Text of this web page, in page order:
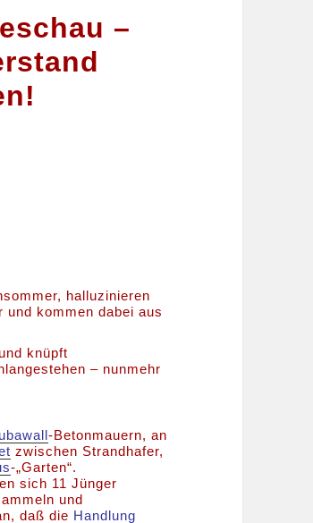
–
halluzinieren
kommen dabei aus
knüpft
– nunmehr
-Betonmauern, an
zwischen Strandhafer,
-„Garten“.
sich 11 Jünger
und
daß die Handlung